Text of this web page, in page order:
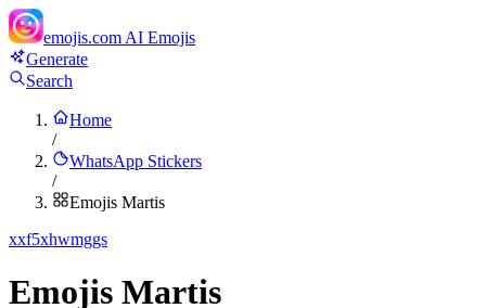
emojis.com AI Emojis
Generate
Search
Home
/
WhatsApp Stickers
/
Emojis Martis
xxf5xhwmggs
Emojis Martis